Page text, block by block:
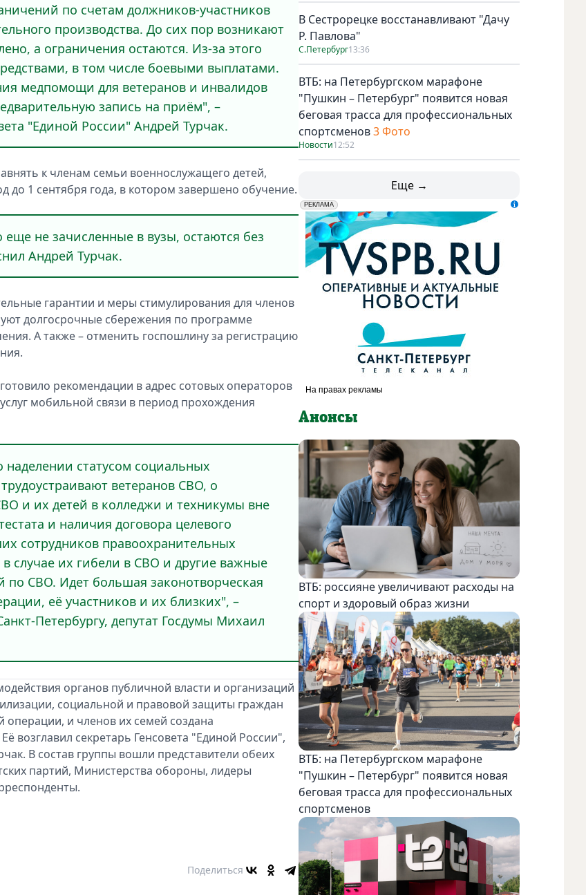
по счетам должников-участников
производства. До сих пор возникают
а ограничения остаются. Из-за этого
в том числе боевыми выплатами.
медпомощи для ветеранов и инвалидов
запись на приём", –
"Единой России" Андрей Турчак.
к членам семьи военнослужащего детей,
до 1 сентября года, в котором завершено обучение.
не зачисленные в вузы, остаются без
Андрей Турчак.
гарантии и меры стимулирования для членов
долгосрочные сбережения по программе
А также – отменить госпошлину за регистрацию
рекомендации в адрес сотовых операторов
мобильной связи в период прохождения
статусом социальных
ветеранов СВО, о
и их детей в колледжи и техникумы вне
и наличия договора целевого
сотрудников правоохранительных
случае их гибели в СВО и другие важные
СВО. Идет большая законотворческая
её участников и их близких", –
Петербургу, депутат Госдумы Михаил
органов публичной власти и организаций
социальной и правовой защиты граждан
и членов их семей создана
возглавил секретарь Генсовета "Единой России",
В состав группы вошли представители обеих
партий, Министерства обороны, лидеры
Поделиться
В Сестрорецке восстанавливают "Дачу
Р. Павлова"
С.Петербург13:36
ВТБ: на Петербургском марафоне
"Пушкин – Петербург" появится новая
беговая трасса для профессиональных
спортсменов3 Фото
Новости12:52
Еще →
erid: LdtCK5udn
РЕКЛАМА
АО "ГАТР", ИНН: 7841320717
Анонсы
ВТБ: россияне увеличивают расходы на
спорт и здоровый образ жизни
ВТБ: на Петербургском марафоне
"Пушкин – Петербург" появится новая
беговая трасса для профессиональных
спортсменов